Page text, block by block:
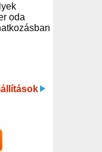
oda